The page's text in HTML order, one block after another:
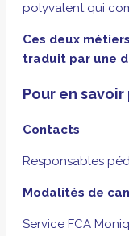
polyvalent qui
Ces deux
traduit par une
Pour en
Contacts
Responsables
Modalités de
Service FCA